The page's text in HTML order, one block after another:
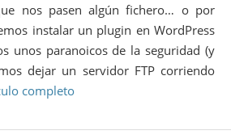
nos pasen algún fichero… o por
instalar un plugin en WordPress
unos paranoicos de la seguridad (y
dejar un servidor FTP corriendo
completo